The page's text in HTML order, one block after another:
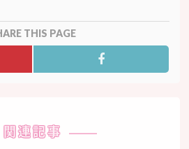
THIS PAGE
関連記事